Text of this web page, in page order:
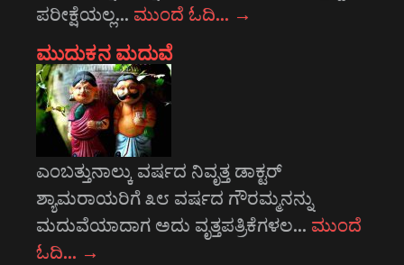
ಪರೀಕ್ಷೆಯಲ್ಲ… ಮುಂದೆ ಓದಿ… →
ಮುದುಕನ ಮದುವೆ
ಎಂಬತ್ತುನಾಲ್ಕು ವರ್ಷದ ನಿವೃತ್ತ ಡಾಕ್ಟರ್
ಶ್ಯಾಮರಾಯರಿಗೆ ೩೮ ವರ್ಷದ ಗೌರಮ್ಮನನ್ನು
ಮದುವೆಯಾದಾಗ ಅದು ವೃತ್ತಪತ್ರಿಕೆಗಳಲ… ಮುಂದೆ
ಓದಿ… →